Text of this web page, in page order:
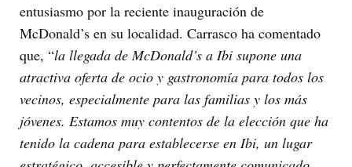
entusiasmo por la reciente inauguración de
McDonald’s en su localidad. Carrasco ha comentado
que, “la llegada de McDonald’s a Ibi supone una
atractiva oferta de ocio y gastronomía para todos los
vecinos, especialmente para las familias y los más
jóvenes. Estamos muy contentos de la elección que ha
tenido la cadena para establecerse en Ibi, un lugar